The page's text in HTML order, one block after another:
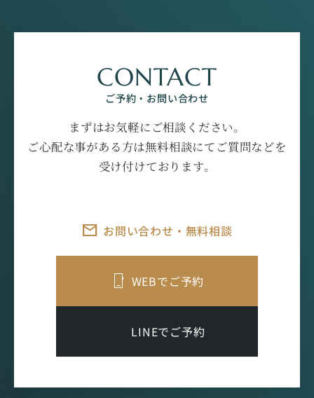
CONTACT
ご予約・お問い合わせ
まずはお気軽にご相談ください。
ご心配な事がある方は無料相談にてご質問などを
受け付けております。
お問い合わせ・無料相談
WEBでご予約
LINEでご予約